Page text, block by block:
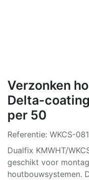
Verzonken
Delta-
per 50
Referentie: WKCS-
Dualfix KMWHT/
geschikt voor
houtbouwsystemen.